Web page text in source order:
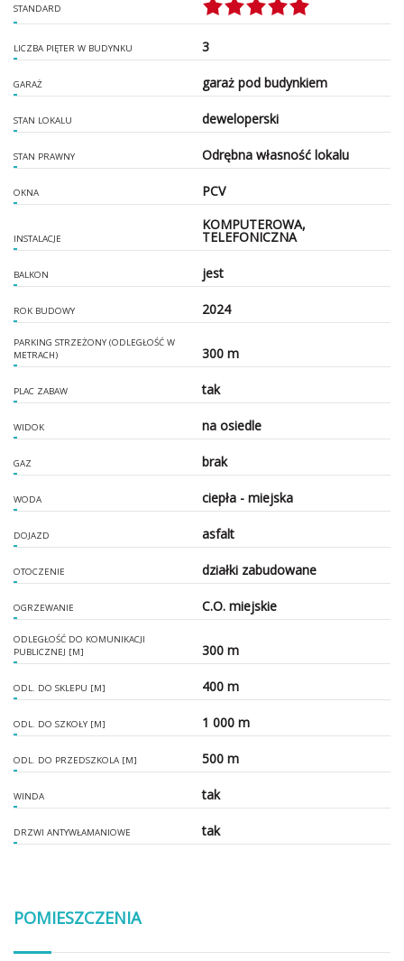
STANDARD
LICZBA PIĘTER W BUDYNKU 3
GARAŻ garaż pod budynkiem
STAN LOKALU deweloperski
STAN PRAWNY Odrębna własność lokalu
OKNA PCV
INSTALACJE
KOMPUTEROWA,
TELEFONICZNA
BALKON jest
ROK BUDOWY 2024
PARKING STRZEŻONY (ODLEGŁOŚĆ W
METRACH)
300 m
PLAC ZABAW tak
WIDOK na osiedle
GAZ brak
WODA ciepła - miejska
DOJAZD asfalt
OTOCZENIE działki zabudowane
OGRZEWANIE C.O. miejskie
ODLEGŁOŚĆ DO KOMUNIKACJI
PUBLICZNEJ [M]
300 m
ODL. DO SKLEPU [M] 400 m
ODL. DO SZKOŁY [M] 1 000 m
ODL. DO PRZEDSZKOLA [M] 500 m
WINDA tak
DRZWI ANTYWŁAMANIOWE tak
POMIESZCZENIA